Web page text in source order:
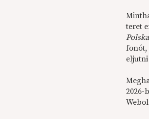
teret
Polska
fonót,
2026-